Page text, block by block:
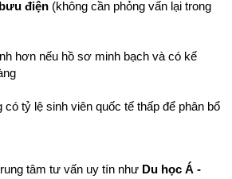
điện (không cần phỏng vấn lại trong
hơn nếu hồ sơ minh bạch và có kế
tỷ lệ sinh viên quốc tế thấp để phân bổ
tâm tư vấn uy tín như Du học Á -